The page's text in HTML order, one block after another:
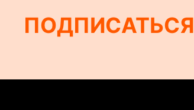
ПОДПИСАТЬСЯ